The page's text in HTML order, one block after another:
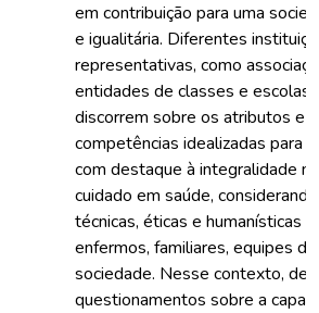
em contribuição para uma
e igualitária. Diferentes
representativas, como
entidades de classes e escolas
discorrem sobre os atributos e
competências idealizadas para
com destaque à integralidade
cuidado em saúde,
técnicas, éticas e humanísticas
enfermos, familiares, equipes
sociedade. Nesse contexto,
questionamentos sobre a